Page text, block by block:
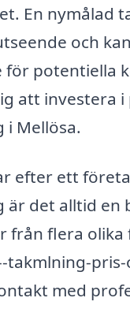
En nymålad
och
för potentiella
att investera
i Mellösa.
efter ett
är det alltid en
från flera olika
takmlning-
med